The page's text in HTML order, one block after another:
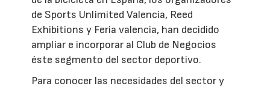
de Sports Unlimited Valencia, Reed
Exhibitions y Feria valencia, han decidido
ampliar e incorporar al Club de Negocios
éste segmento del sector deportivo.
Para conocer las necesidades del sector y